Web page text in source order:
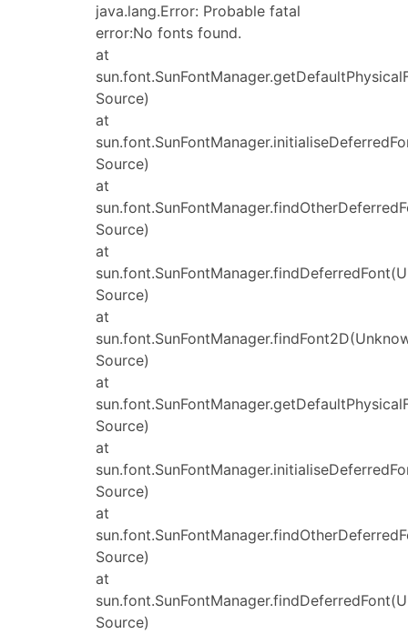
java.lang.Error: Probable fatal
error:No fonts found.
at
Source)
at
Source)
at
Source)
at
Source)
at
Source)
at
Source)
at
Source)
at
Source)
at
Source)